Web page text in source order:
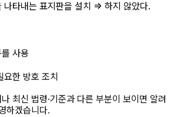
타내는 표지판을 설치 => 하지 않았다.
사용
한 방호 조치
최신 법령·기준과 다른 부분이 보이면 알려
하겠습니다.